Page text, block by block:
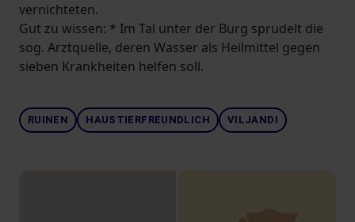
vernichteten.
Gut zu wissen: * Im Tal unter der Burg sprudelt die
sog. Arztquelle, deren Wasser als Heilmittel gegen
sieben Krankheiten helfen soll.
RUINEN HAUSTIERFREUNDLICH VILJANDI